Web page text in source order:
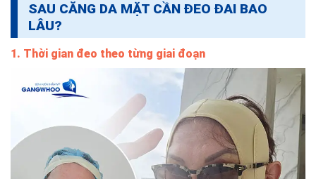
SAU CĂNG DA MẶT CẦN ĐEO ĐAI BAO
LÂU?
1. Thời gian đeo theo từng giai đoạn